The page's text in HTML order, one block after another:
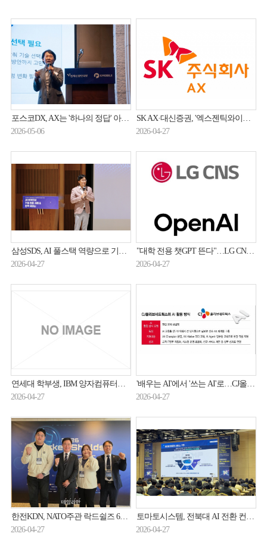
포스코DX, AX는 '하나의 정답' 아니다… 과제별 맞춤형 AI 적용 체계 제안
2026-05-06
SK AX·대신증권, '엑스젠틱와이어 NPO'로 금융인프라 운영 혁신
2026-04-27
삼성SDS, AI 풀스택 역량으로 기업 AI 네이티브 전환 지원
2026-04-27
"대학 전용 챗GPT 뜬다"…LG CNS, 오픈AI와 교육 시장 정조준
2026-04-27
연세대 학부생, IBM 양자컴퓨터로 국제논문
2026-04-27
'배우는 AI'에서 '쓰는 AI'로…CJ올리브네트웍스, 전사 AX 확산
2026-04-27
한전KDN, NATO주관 락드쉴즈 6년 연속 참가…에너지ICT 보안 '철벽 방어' 입증
2026-04-27
토마토시스템, 전북대 AI 전환 컨퍼런스서 'JUMP' 시연…대학 행정 DX 혁신 사례 공개
2026-04-27